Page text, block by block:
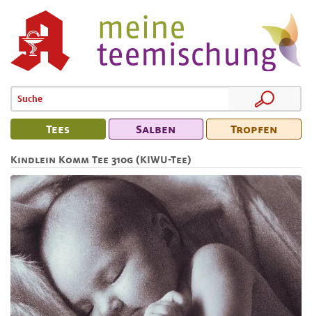
Tees Salben Tropfen
Kindlein Komm Tee 310g (KIWU-Tee)